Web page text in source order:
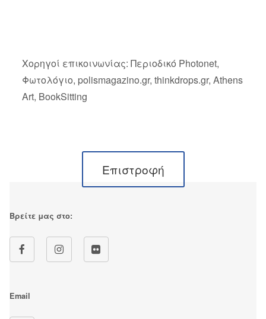
Χορηγoί επικοινωνίας: Περιοδικό Photonet,
Φωτολόγιο, polismagazino.gr, thinkdrops.gr, Athens
Art, BookSitting
Επιστροφή
Email
Βρείτε μας στο: